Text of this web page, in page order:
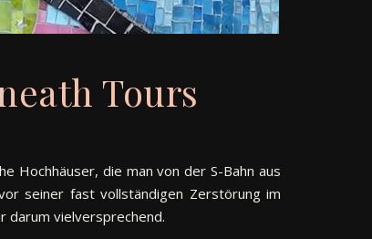
Tours
Hochhäuser, die man von der S-Bahn aus
seiner fast vollständigen Zerstörung im
darum vielversprechend.